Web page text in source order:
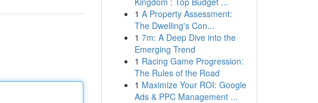
1 A Property Assessment:
The Dwelling's Con...
1 7m: A Deep Dive into the
Emerging Trend
1 Racing Game Progression:
The Rules of the Road
1 Maximize Your ROI: Google
Ads & PPC Management ...